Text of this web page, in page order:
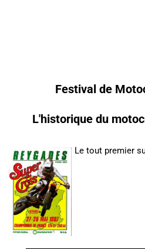
Festival de
L'historique du
Le tout premier